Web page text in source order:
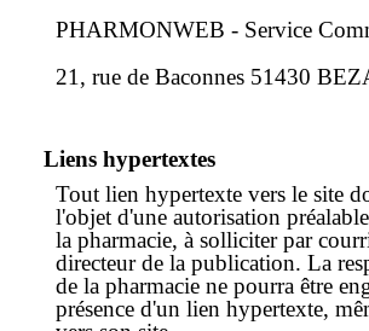
PHARMONWEB - Service
21, rue de Baconnes 51430
Liens hypertextes
Tout lien hypertexte vers le site
l'objet d'une autorisation
la pharmacie, à solliciter par
directeur de la publication. La
de la pharmacie ne pourra être
présence d'un lien hypertexte,